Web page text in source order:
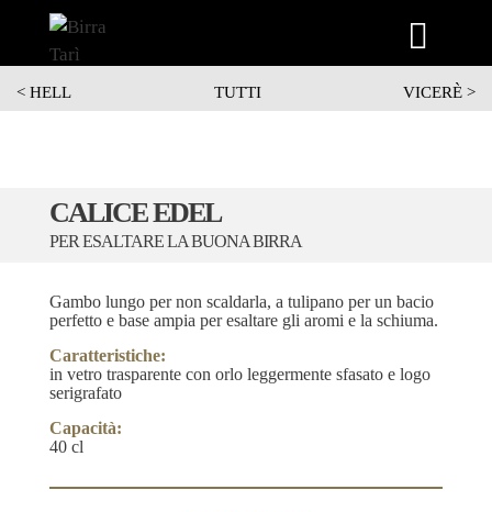
al
VICERÈ >
TUTTI
< HELL
CALICE EDEL
PER ESALTARE LA BUONA BIRRA
Gambo lungo per non scaldarla, a tulipano per un bacio
perfetto e base ampia per esaltare gli aromi e la schiuma.
Caratteristiche:
in vetro trasparente con orlo leggermente sfasato e logo
serigrafato
Capacità:
40 cl